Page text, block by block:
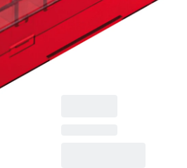
81 Gefäße, für
CryoPure Röhren 1,2
- 2,0 ml Innen- und